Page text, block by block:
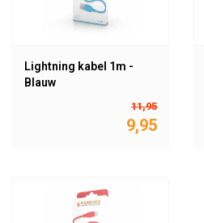
Lightning kabel 1m -
Blauw
11,95
9,95